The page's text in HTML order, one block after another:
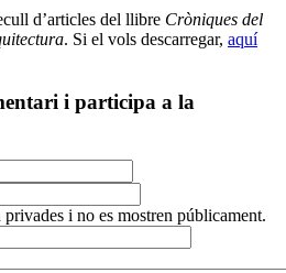
d’articles del llibre Cròniques del
. Si el vols descarregar, aquí
i participa a la
privades i no es mostren públicament.